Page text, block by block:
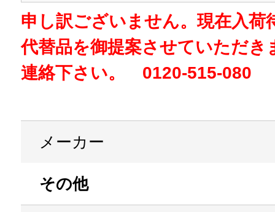
申し訳ございません。現在入荷
代替品を御提案させていただき
連絡下さい。 0120-515-080
メーカー
その他